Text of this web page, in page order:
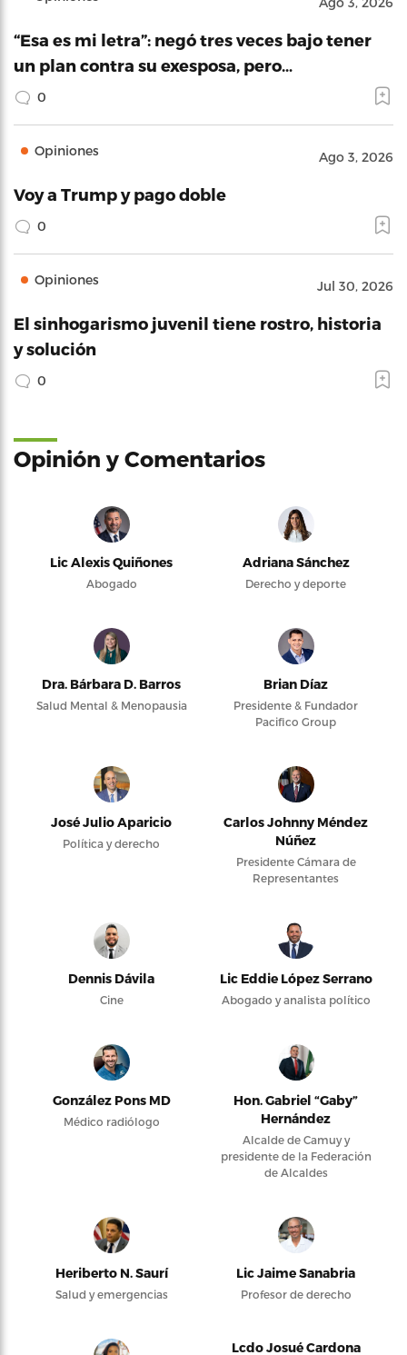
“Esa es mi letra”: negó tres veces bajo tener
un plan contra su exesposa, pero…
0
Opiniones Ago 3, 2026
Voy a Trump y pago doble
0
Opiniones Jul 30, 2026
El sinhogarismo juvenil tiene rostro, historia
y solución
0
Opinión y Comentarios
Lic Alexis Quiñones
Abogado
Adriana Sánchez
Derecho y deporte
Dra. Bárbara D. Barros
Salud Mental & Menopausia
Brian Díaz
Presidente & Fundador
Pacifico Group
José Julio Aparicio
Política y derecho
Carlos Johnny Méndez
Núñez
Presidente Cámara de
Representantes
Dennis Dávila
Cine
Lic Eddie López Serrano
Abogado y analista político
González Pons MD
Médico radiólogo
Hon. Gabriel “Gaby”
Hernández
Alcalde de Camuy y
presidente de la Federación
de Alcaldes
Heriberto N. Saurí
Salud y emergencias
Lic Jaime Sanabria
Profesor de derecho
Lcdo Josué Cardona